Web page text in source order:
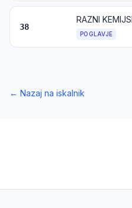
38
RAZNI
POGLAVJE
← Nazaj na iskalnik